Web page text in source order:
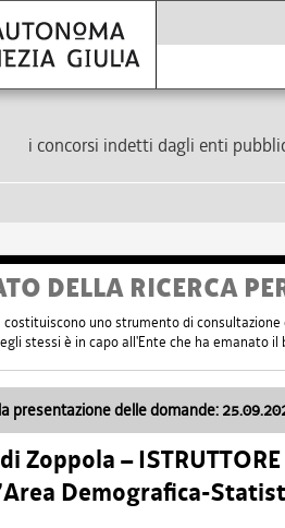
i concorsi indetti dagli enti
DELLA RICERCA
uno strumento di
stessi è in capo all'Ente che ha emanato il
presentazione delle domande:
Zoppola –
Demografica-